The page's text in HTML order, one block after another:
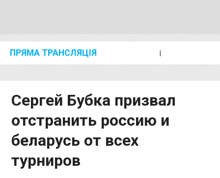
ПРЯМА ТРАНСЛЯЦІЯ I
Сергей Бубка призвал
отстранить россию и
беларусь от всех
турниров